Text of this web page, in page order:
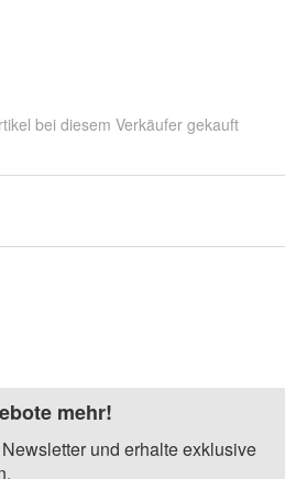
bei diesem Verkäufer gekauft
mehr!
und erhalte exklusive